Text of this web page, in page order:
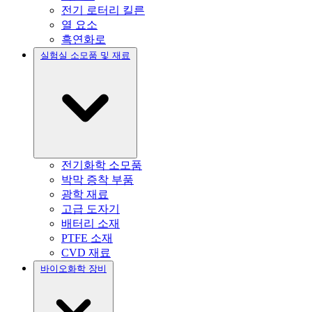
전기 로터리 킬른
열 요소
흑연화로
실험실 소모품 및 재료
전기화학 소모품
박막 증착 부품
광학 재료
고급 도자기
배터리 소재
PTFE 소재
CVD 재료
바이오화학 장비